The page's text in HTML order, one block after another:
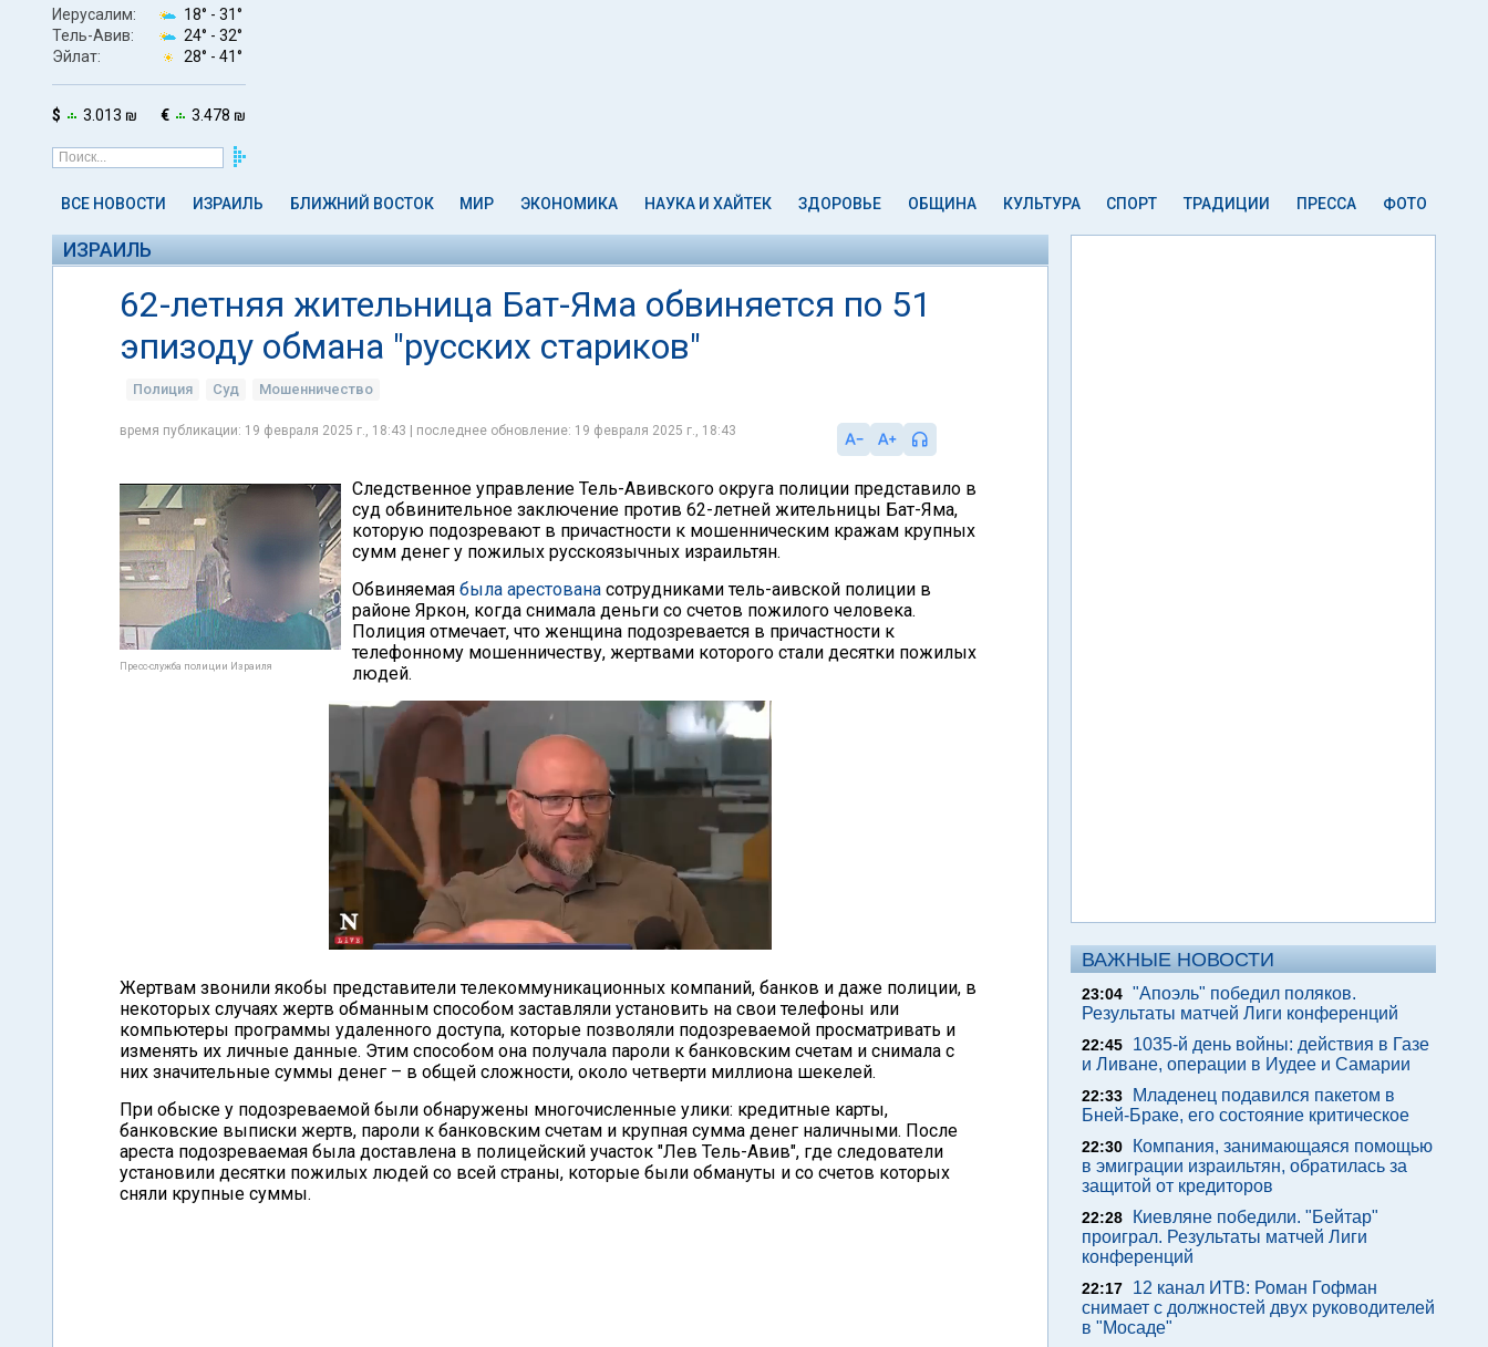
Иерусалим: 18° - 31°
Тель-Авив:
24° - 32°
Эйлат:
28° - 41°
$ 3.013 ₪ € 3.478 ₪
ВСЕ НОВОСТИ ИЗРАИЛЬ БЛИЖНИЙ ВОСТОК МИР ЭКОНОМИКА НАУКА И ХАЙТЕК ЗДОРОВЬЕ ОБЩИНА КУЛЬТУРА СПОРТ ТРАДИЦИИ ПРЕССА ФОТО
ИЗРАИЛЬ
62-летняя жительница Бат-Яма обвиняется по 51
эпизоду обмана "русских стариков"
Полиция Суд Мошенничество
время публикации: 19 февраля 2025 г., 18:43 | последнее обновление: 19 февраля 2025 г., 18:43
Пресс-служба полиции Израиля
Следственное управление Тель-Авивского округа полиции представило в
суд обвинительное заключение против 62-летней жительницы Бат-Яма,
которую подозревают в причастности к мошенническим кражам крупных
сумм денег у пожилых русскоязычных израильтян.
Обвиняемая была арестована сотрудниками тель-аивской полиции в
районе Яркон, когда снимала деньги со счетов пожилого человека.
Полиция отмечает, что женщина подозревается в причастности к
телефонному мошенничеству, жертвами которого стали десятки пожилых
людей.
Жертвам звонили якобы представители телекоммуникационных компаний, банков и даже полиции, в
некоторых случаях жертв обманным способом заставляли установить на свои телефоны или
компьютеры программы удаленного доступа, которые позволяли подозреваемой просматривать и
изменять их личные данные. Этим способом она получала пароли к банковским счетам и снимала с
них значительные суммы денег – в общей сложности, около четверти миллиона шекелей.
При обыске у подозреваемой были обнаружены многочисленные улики: кредитные карты,
банковские выписки жертв, пароли к банковским счетам и крупная сумма денег наличными. После
ареста подозреваемая была доставлена в полицейский участок "Лев Тель-Авив", где следователи
установили десятки пожилых людей со всей страны, которые были обмануты и со счетов которых
сняли крупные суммы.
ВАЖНЫЕ НОВОСТИ
23:04 "Апоэль" победил поляков.
Результаты матчей Лиги конференций
22:45
1035-й день войны: действия в Газе
и Ливане, операции в Иудее и Самарии
22:33
Младенец подавился пакетом в
Бней-Браке, его состояние критическое
22:30
Компания, занимающаяся помощью
в эмиграции израильтян, обратилась за
защитой от кредиторов
22:28
Киевляне победили. "Бейтар"
проиграл. Результаты матчей Лиги
конференций
22:17
12 канал ИТВ: Роман Гофман
снимает с должностей двух руководителей
в "Мосаде"